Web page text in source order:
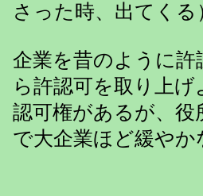
さった時、出てくる
企業を昔のように
ら許認可を取り上
認可権があるが、
で大企業ほど緩や